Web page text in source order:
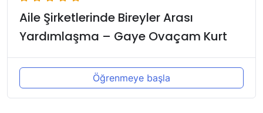
Aile Şirketlerinde Bireyler Arası
Yardımlaşma – Gaye Ovaçam Kurt
Öğrenmeye başla